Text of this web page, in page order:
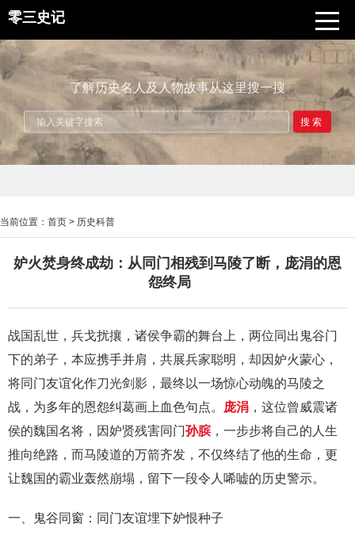
零三史记
了解历史名人及人物故事从这里搜一搜
搜索
当前位置： 首页 > 历史科普
妒火焚身终成劫：从同门相残到马陵了断，庞涓的恩
怨终局
战国乱世，兵戈扰攘，诸侯争霸的舞台上，两位同出鬼谷门
下的弟子，本应携手并肩，共展兵家聪明，却因妒火蒙心，
将同门友谊化作刀光剑影，最终以一场惊心动魄的马陵之
战，为多年的恩怨纠葛画上血色句点。
庞涓 ，这位曾威震诸
侯的魏国名将，因妒贤残害同门孙膑 ，一步步将自己的人生
推向绝路，而马陵道的万箭齐发，不仅终结了他的生命，更
让魏国的霸业轰然崩塌，留下一段令人唏嘘的历史警示。
一、鬼谷同窗：同门友谊埋下妒恨种子